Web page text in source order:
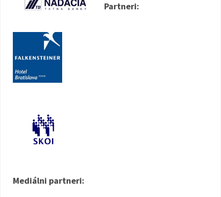
Partneri:
Mediálni partneri: